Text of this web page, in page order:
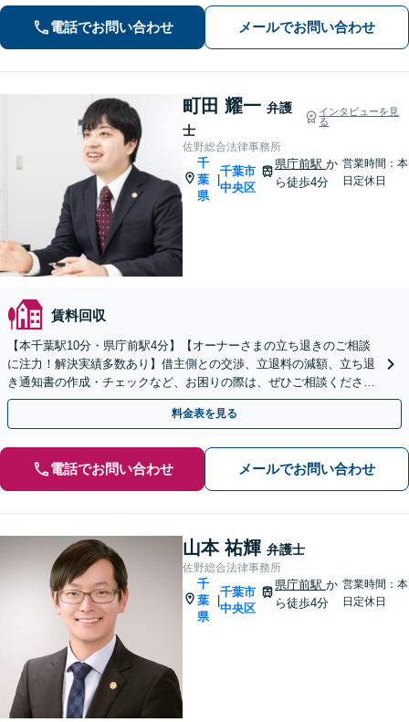
故：軽微に見えるケガでも、裁判基準
で算定すれば賠償額が大幅に増額され
る可能性があります【土・夜間のご相
談可】
電話でお問い合わせ メールでお問い合わせ
町田 耀一 弁護
士
インタビューを見
る
佐野総合法律事務所
千
葉
県
千葉市
中央区
県庁前駅か
ら徒歩4分
営業時間：本
日定休日
賃料回収
【本千葉駅10分・県庁前駅4分】【オーナーさまの立ち退きのご相談
に注力！解決実績多数あり】借主側との交渉、立退料の減額、立ち退
き通知書の作成・チェックなど、お困りの際は、ぜひご相談くださ
い。【初回面談30分無料】【電話相談可】
料金表を見る
電話でお問い合わせ メールでお問い合わせ
山本 祐輝 弁護士
佐野総合法律事務所
千
葉
県
千葉市
中央区
県庁前駅か
ら徒歩4分
営業時間：本
日定休日